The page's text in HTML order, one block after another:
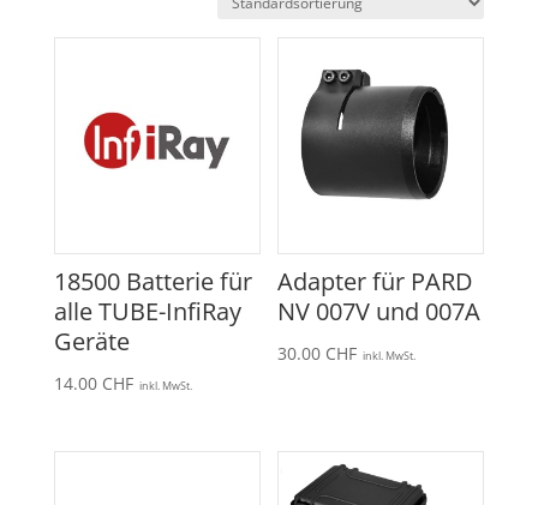
18500 Batterie für
alle TUBE-InfiRay
Geräte
14.00 CHF inkl. MwSt.
Adapter für PARD
NV 007V und 007A
30.00 CHF inkl. MwSt.